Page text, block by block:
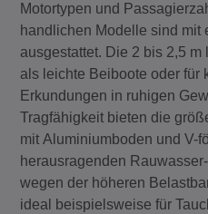
Motortypen und
handlichen Modelle sind mit
ausgestattet. Die 2 bis 2,5
als leichte Beiboote oder für
Erkundungen in ruhigen
Tragfähigkeit bieten die
mit Aluminiumboden und V-
herausragenden
wegen der höheren
ideal beispielsweise für